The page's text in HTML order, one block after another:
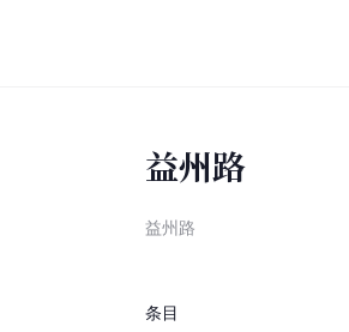
益州路
益州路
条目